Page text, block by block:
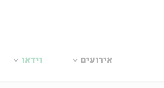
אירועים וידאו